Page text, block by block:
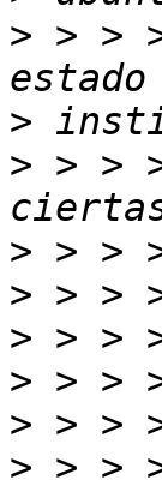
> > >
>
> > >
>
>
>
> > >
>
>